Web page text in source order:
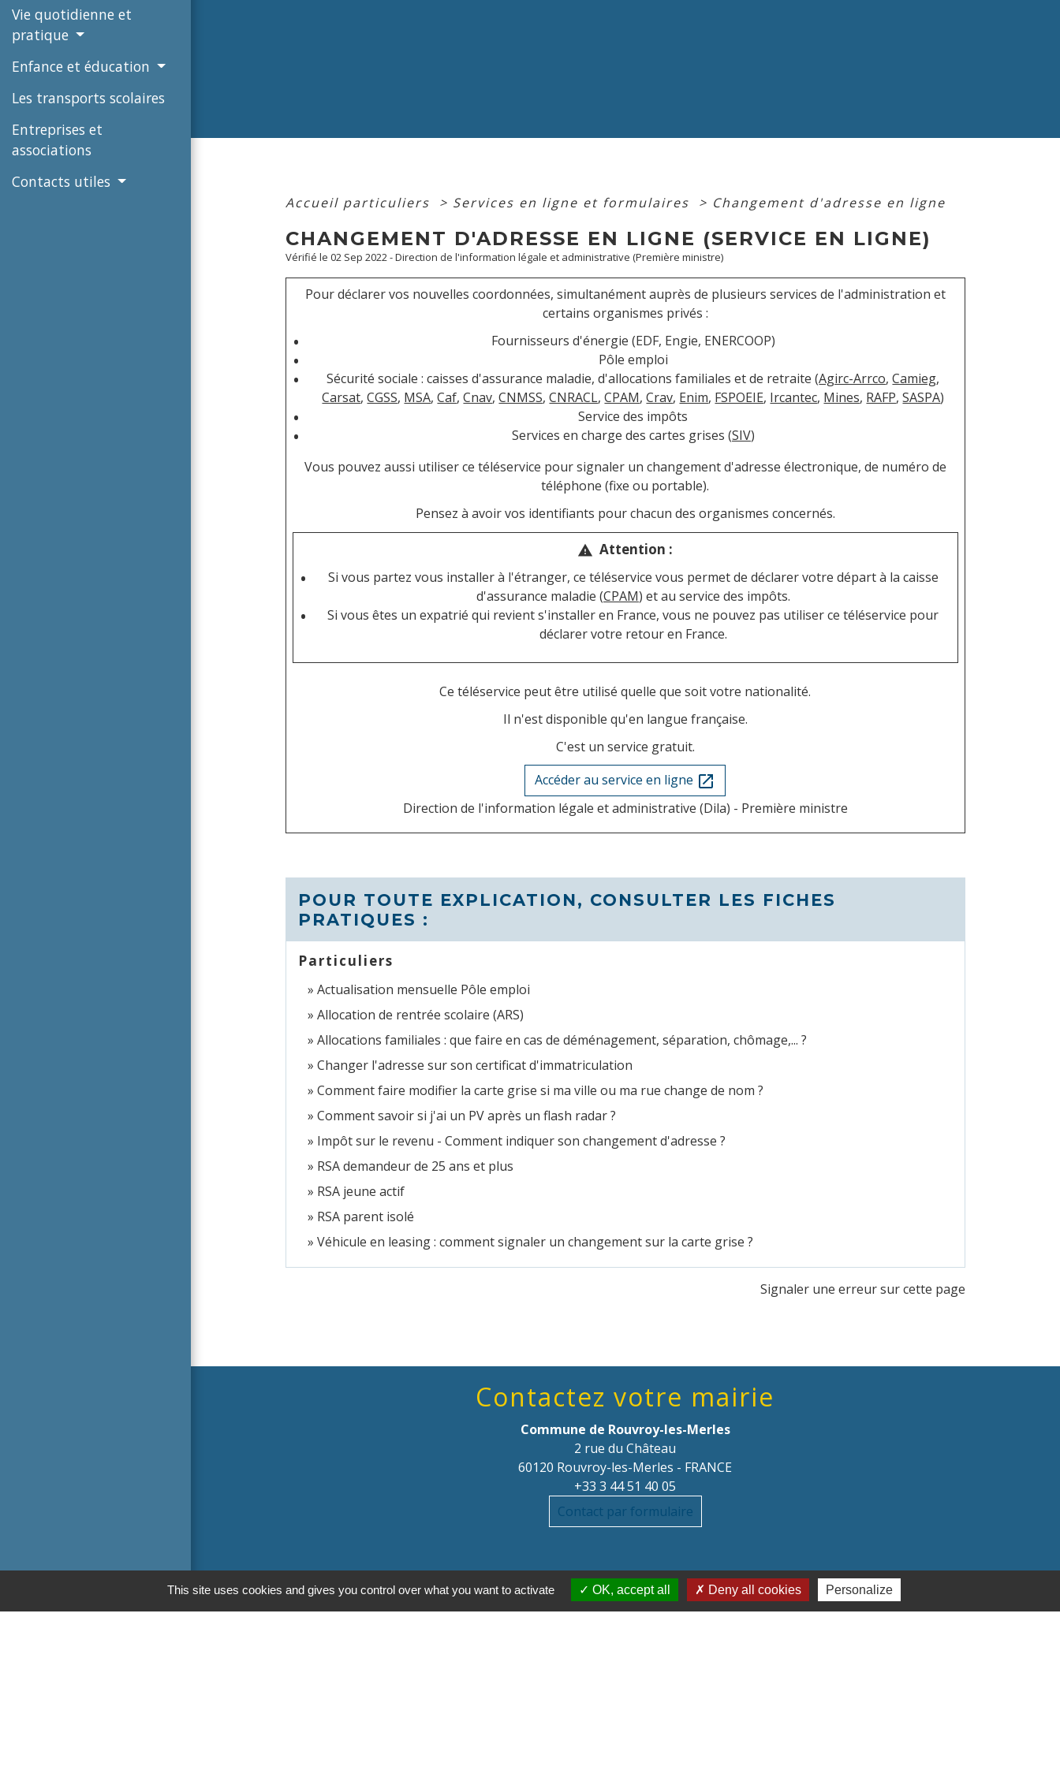
Vie quotidienne et
pratique
Enfance et éducation
Les transports scolaires
Entreprises et
associations
Contacts utiles
Accueil particuliers > Services en ligne et formulaires > Changement d'adresse en ligne
CHANGEMENT D'ADRESSE EN LIGNE (SERVICE EN LIGNE)
Vérifié le 02 Sep 2022 - Direction de l'information légale et administrative (Première ministre)
Pour déclarer vos nouvelles coordonnées, simultanément auprès de plusieurs services de l'administration et
certains organismes privés :
Fournisseurs d'énergie (EDF, Engie, ENERCOOP)
Pôle emploi
Sécurité sociale : caisses d'assurance maladie, d'allocations familiales et de retraite (Agirc-Arrco,Camieg,
Carsat,CGSS, MSA,Caf,Cnav,CNMSS,CNRACL,CPAM,Crav, Enim, FSPOEIE, Ircantec, Mines, RAFP,SASPA)
Service des impôts
Services en charge des cartes grises (SIV)
Vous pouvez aussi utiliser ce téléservice pour signaler un changement d'adresse électronique, de numéro de
téléphone (fixe ou portable).
Pensez à avoir vos identifiants pour chacun des organismes concernés.
warning Attention :
Si vous partez vous installer à l'étranger, ce téléservice vous permet de déclarer votre départ à la caisse
d'assurance maladie (CPAM) et au service des impôts.
Si vous êtes un expatrié qui revient s'installer en France, vous ne pouvez pas utiliser ce téléservice pour
déclarer votre retour en France.
Ce téléservice peut être utilisé quelle que soit votre nationalité.
Il n'est disponible qu'en langue française.
C'est un service gratuit.
Accéder au service en ligne open_in_new
Direction de l'information légale et administrative (Dila) - Première ministre
POUR TOUTE EXPLICATION, CONSULTER LES FICHES
PRATIQUES :
Particuliers
Actualisation mensuelle Pôle emploi
Allocation de rentrée scolaire (ARS)
Allocations familiales : que faire en cas de déménagement, séparation, chômage,... ?
Changer l'adresse sur son certificat d'immatriculation
Comment faire modifier la carte grise si ma ville ou ma rue change de nom ?
Comment savoir si j'ai un PV après un flash radar ?
Impôt sur le revenu - Comment indiquer son changement d'adresse ?
RSA demandeur de 25 ans et plus
RSA jeune actif
RSA parent isolé
Véhicule en leasing : comment signaler un changement sur la carte grise ?
Signaler une erreur sur cette page
Contactez votre mairie
Commune de Rouvroy-les-Merles
2 rue du Château
60120 Rouvroy-les-Merles - FRANCE
+33 3 44 51 40 05
Contact par formulaire
This site uses cookies and gives you control over what you want to activate OK, accept all Deny all cookies Personalize